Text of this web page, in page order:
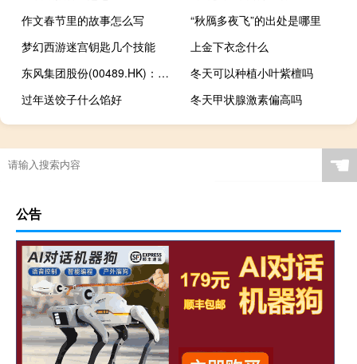
作文春节里的故事怎么写
“秋鴈多夜飞”的出处是哪里
梦幻西游迷宫钥匙几个技能
上金下衣念什么
东风集团股份(00489.HK)：本公司预期截至2023年6月30日止六个月的归母净利润与2022年同期相比同比下降75%到80%
冬天可以种植小叶紫檀吗
过年送饺子什么馅好
冬天甲状腺激素偏高吗
☚
公告